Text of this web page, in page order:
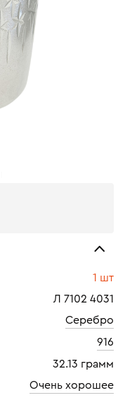
1 шт
Л 7102 4031
Серебро
916
32.13 грамм
Очень хорошее